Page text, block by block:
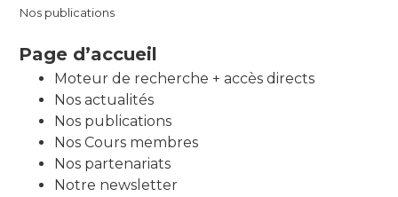
Nos publications
Page d’accueil
Moteur de recherche + accès directs
Nos actualités
Nos publications
Nos Cours membres
Nos partenariats
Notre newsletter